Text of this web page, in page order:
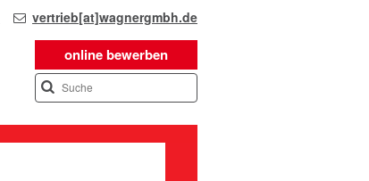
vertrieb[at]wagnergmbh.de
online bewerben